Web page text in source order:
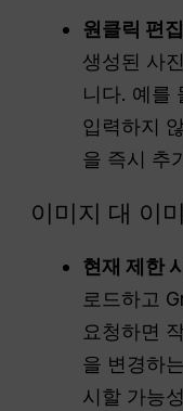
원클릭 편
생성된 사
니다. 예를
입력하지
을 즉시 추
이미지 대 이
현재 제한
로드하고
요청하면
을 변경하
시할 가능